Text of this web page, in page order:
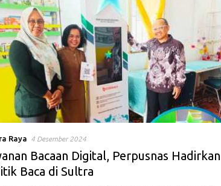
Raya 4 Desember 2024
Bacaan Digital, Perpusnas Hadirkan
Baca di Sultra